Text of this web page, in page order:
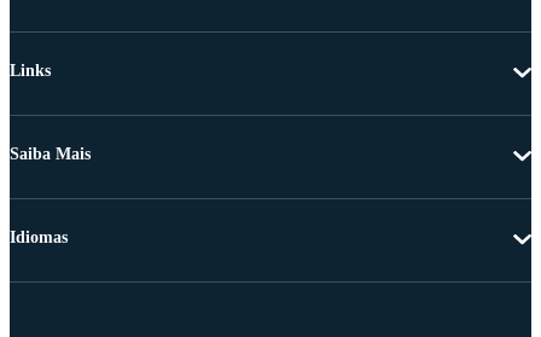
Links
Saiba Mais
Idiomas